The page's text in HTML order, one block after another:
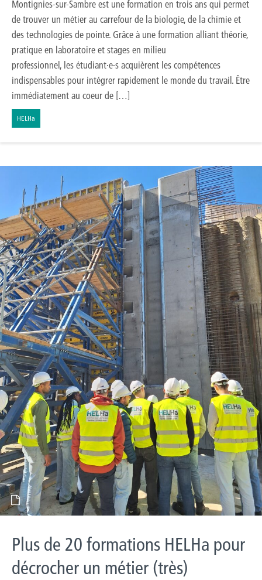
Montignies-sur-Sambre est une formation en trois ans qui permet
de trouver un métier au carrefour de la biologie, de la chimie et
des technologies de pointe. Grâce à une formation alliant théorie,
pratique en laboratoire et stages en milieu
professionnel, les étudiant·e·s acquièrent les compétences
indispensables pour intégrer rapidement le monde du travail. Être
immédiatement au coeur de […]
HELHa
Plus de 20 formations HELHa pour
décrocher un métier (très)